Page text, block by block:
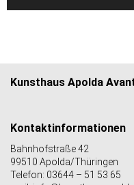
Kunsthaus Apolda
Kontaktinformationen
Bahnhofstraße 42
99510 Apolda/Thüringen
Telefon: 03644 – 51 53 65